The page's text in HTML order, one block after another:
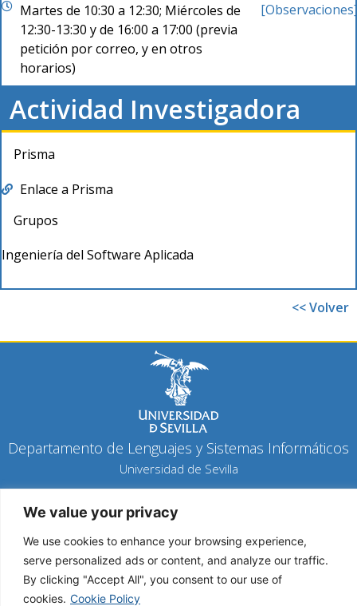
We value your privacy
We use cookies to enhance your browsing experience,
serve personalized ads or content, and analyze our traffic.
By clicking "Accept All", you consent to our use of
cookies. Cookie Policy
Martes de 10:30 a 12:30; Miércoles de
12:30-13:30 y de 16:00 a 17:00 (previa
petición por correo, y en otros
horarios)
[Observaciones]
Actividad Investigadora
Prisma
Enlace a Prisma
Grupos
Ingeniería del Software Aplicada
<< Volver
Departamento de Lenguajes y Sistemas Informáticos
Universidad de Sevilla
Política de cookies Aviso legal
Copyright 2026 © Todos los derechos reservados